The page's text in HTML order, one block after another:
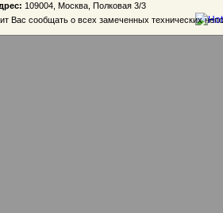
109004, Москва, Полковая 3/3
Вас сообщать о всех замеченных технических